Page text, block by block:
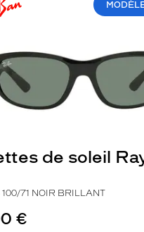
de soleil
100/71 NOIR BRILLANT
€